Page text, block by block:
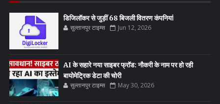
डिजिलॉकर से जुड़ीं 68 बिजली वितरण कंपनियां
सुल्तानपुर टाइम्स Jun 12, 2026
AI के सहारे नया साइबर फ्रॉड: नौकरी के नाम पर हो रही
बायोमेट्रिक डेटा की चोरी
सुल्तानपुर टाइम्स May 30, 2026